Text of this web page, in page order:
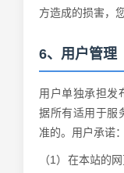
方造成的损害，
6、用户管理
用户单独承担发
据所有适用于服
准的。用户承诺：
（1）在本站的